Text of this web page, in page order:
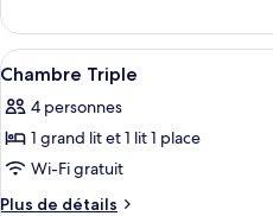
Chambre
Double
le
type
de
Chambre
Double
Afficher
toutes
les
photos
pour
ce
3
Chambre Triple
4 personnes
1 grand lit et 1 lit 1 place
Wi-Fi gratuit
Plus de détails
Plus